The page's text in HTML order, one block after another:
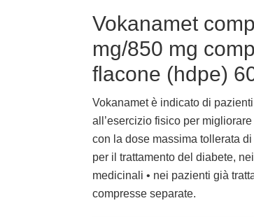
Vokanamet
mg/850 mg
flacone (hdpe)
Vokanamet è indicato di
all’esercizio fisico per
con la dose massima tollerata
per il trattamento del diabete,
medicinali • nei pazienti già
compresse separate.